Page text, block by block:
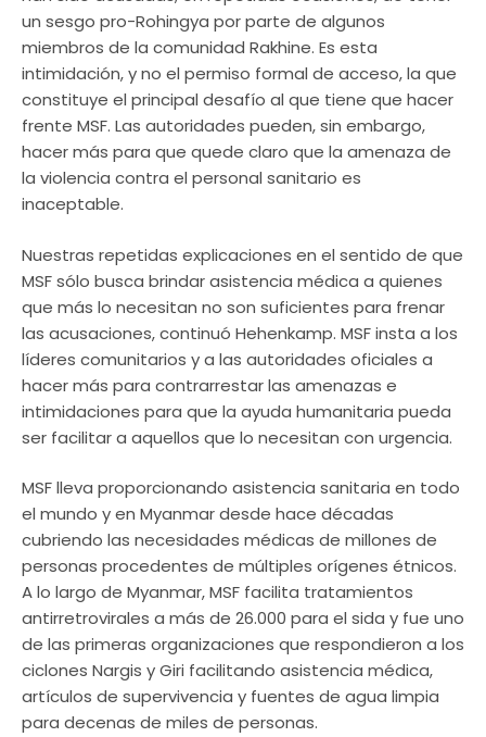
un sesgo pro-Rohingya por parte de algunos
miembros de la comunidad Rakhine. Es esta
intimidación, y no el permiso formal de acceso, la que
constituye el principal desafío al que tiene que hacer
frente MSF. Las autoridades pueden, sin embargo,
hacer más para que quede claro que la amenaza de
la violencia contra el personal sanitario es
inaceptable.
Nuestras repetidas explicaciones en el sentido de que
MSF sólo busca brindar asistencia médica a quienes
que más lo necesitan no son suficientes para frenar
las acusaciones, continuó Hehenkamp. MSF insta a los
líderes comunitarios y a las autoridades oficiales a
hacer más para contrarrestar las amenazas e
intimidaciones para que la ayuda humanitaria pueda
ser facilitar a aquellos que lo necesitan con urgencia.
MSF lleva proporcionando asistencia sanitaria en todo
el mundo y en Myanmar desde hace décadas
cubriendo las necesidades médicas de millones de
personas procedentes de múltiples orígenes étnicos.
A lo largo de Myanmar, MSF facilita tratamientos
antirretrovirales a más de 26.000 para el sida y fue uno
de las primeras organizaciones que respondieron a los
ciclones Nargis y Giri facilitando asistencia médica,
artículos de supervivencia y fuentes de agua limpia
para decenas de miles de personas.